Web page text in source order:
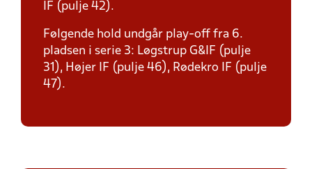
IF (pulje 42).
Følgende hold undgår play-off fra 6.
pladsen i serie 3: Løgstrup G&IF (pulje
31), Højer IF (pulje 46), Rødekro IF (pulje
47).